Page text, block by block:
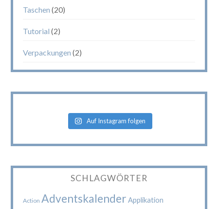
Taschen (20)
Tutorial (2)
Verpackungen (2)
Auf Instagram folgen
SCHLAGWÖRTER
Action Adventskalender Applikation